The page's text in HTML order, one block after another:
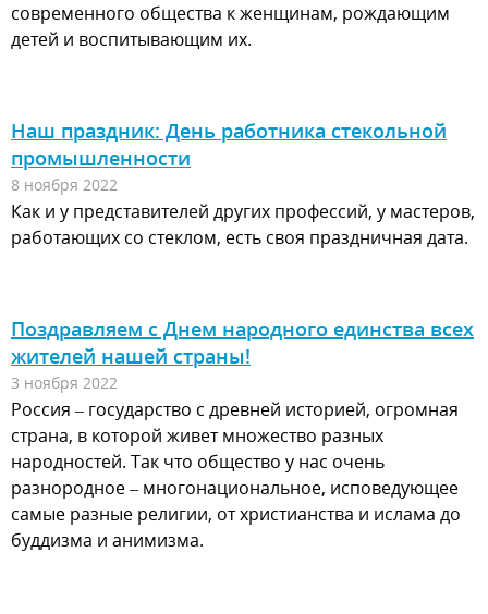
современного общества к женщинам, рождающим
детей и воспитывающим их.
Наш праздник: День работника стекольной
промышленности
8 ноября 2022
Как и у представителей других профессий, у мастеров,
работающих со стеклом, есть своя праздничная дата.
Поздравляем с Днем народного единства всех
жителей нашей страны!
3 ноября 2022
Россия – государство с древней историей, огромная
страна, в которой живет множество разных
народностей. Так что общество у нас очень
разнородное – многонациональное, исповедующее
самые разные религии, от христианства и ислама до
буддизма и анимизма.